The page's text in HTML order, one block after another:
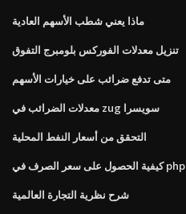
ماذا يعني شطب الأسهم العادية
تنزيل معدلات الفوركس بلومبرج التفوق
متى تدفع ضرائب على خيارات الأسهم
معدلات الضرائب في zug سويسرا
التحقق من أسعار النفط المحلية
كيفية الحصول على سعر الصرف في php
شرح نظرية التجارة العالمية